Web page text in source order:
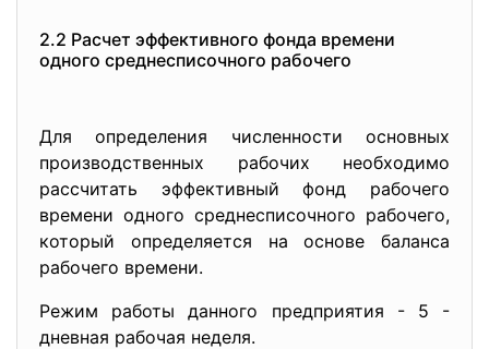
2.2 Расчет эффективного фонда времени
одного среднесписочного рабочего
Для определения численности основных
производственных рабочих необходимо
рассчитать эффективный фонд рабочего
времени одного среднесписочного рабочего,
который определяется на основе баланса
рабочего времени.
Режим работы данного предприятия - 5 -
дневная рабочая неделя.